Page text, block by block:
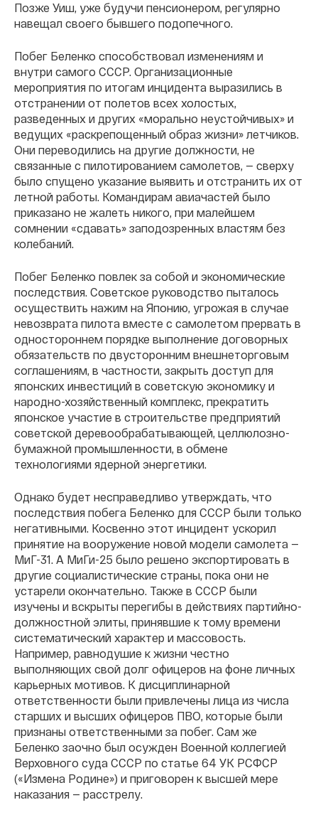
Позже Уиш, уже будучи пенсионером, регулярно
навещал своего бывшего подопечного.
Побег Беленко способствовал изменениям и
внутри самого СССР. Организационные
мероприятия по итогам инцидента выразились в
отстранении от полетов всех холостых,
разведенных и других «морально неустойчивых» и
ведущих «раскрепощенный образ жизни» летчиков.
Они переводились на другие должности, не
связанные с пилотированием самолетов, — сверху
было спущено указание выявить и отстранить их от
летной работы. Командирам авиачастей было
приказано не жалеть никого, при малейшем
сомнении «сдавать» заподозренных властям без
колебаний.
Побег Беленко повлек за собой и экономические
последствия. Советское руководство пыталось
осуществить нажим на Японию, угрожая в случае
невозврата пилота вместе с самолетом прервать в
одностороннем порядке выполнение договорных
обязательств по двусторонним внешнеторговым
соглашениям, в частности, закрыть доступ для
японских инвестиций в советскую экономику и
народно-хозяйственный комплекс, прекратить
японское участие в строительстве предприятий
советской деревообрабатывающей, целлюлозно-
бумажной промышленности, в обмене
технологиями ядерной энергетики.
Однако будет несправедливо утверждать, что
последствия побега Беленко для СССР были только
негативными. Косвенно этот инцидент ускорил
принятие на вооружение новой модели самолета —
МиГ-31. А МиГи-25 было решено экспортировать в
другие социалистические страны, пока они не
устарели окончательно. Также в СССР были
изучены и вскрыты перегибы в действиях партийно-
должностной элиты, принявшие к тому времени
систематический характер и массовость.
Например, равнодушие к жизни честно
выполняющих свой долг офицеров на фоне личных
карьерных мотивов. К дисциплинарной
ответственности были привлечены лица из числа
старших и высших офицеров ПВО, которые были
признаны ответственными за побег. Сам же
Беленко заочно был осужден Военной коллегией
Верховного суда СССР по статье 64 УК РСФСР
(«Измена Родине») и приговорен к высшей мере
наказания — расстрелу.